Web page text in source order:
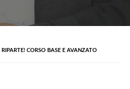
RIPARTE! CORSO BASE E AVANZATO